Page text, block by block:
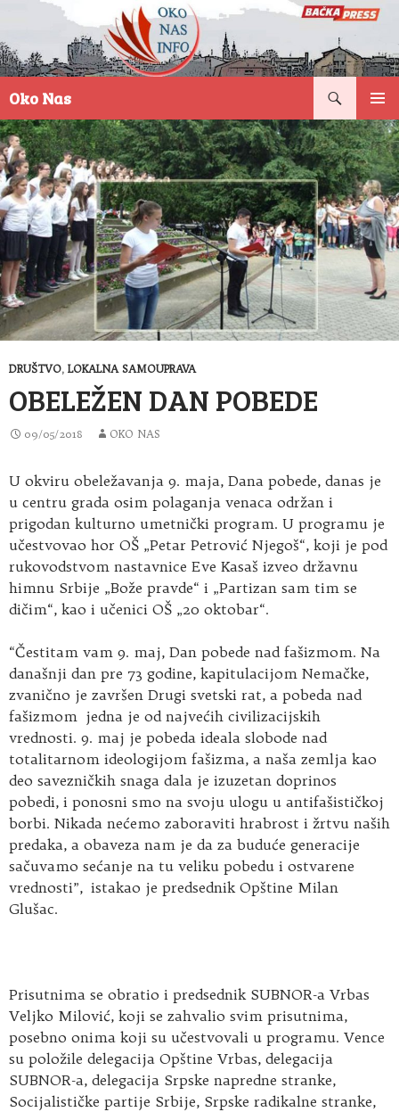
Oko Nas
NA
SADRŽAJ
DRUŠTVO, LOKALNA SAMOUPRAVA
OBELEŽEN DAN POBEDE
09/05/2018 OKO NAS
U okviru obeležavanja 9. maja, Dana pobede, danas je
u centru grada osim polaganja venaca održan i
prigodan kulturno umetnički program. U programu je
učestvovao hor OŠ „Petar Petrović Njegoš“, koji je pod
rukovodstvom nastavnice Eve Kasaš izveo državnu
himnu Srbije „Bože pravde“ i „Partizan sam tim se
dičim“, kao i učenici OŠ „20 oktobar“.
“Čestitam vam 9. maj, Dan pobede nad fašizmom. Na
današnji dan pre 73 godine, kapitulacijom Nemačke,
zvanično je završen Drugi svetski rat, a pobeda nad
fašizmom jedna je od najvećih civilizacijskih
vrednosti. 9. maj je pobeda ideala slobode nad
totalitarnom ideologijom fašizma, a naša zemlja kao
deo savezničkih snaga dala je izuzetan doprinos
pobedi, i ponosni smo na svoju ulogu u antifašističkoj
borbi. Nikada nećemo zaboraviti hrabrost i žrtvu naših
predaka, a obaveza nam je da za buduće generacije
sačuvamo sećanje na tu veliku pobedu i ostvarene
vrednosti”, istakao je predsednik Opštine Milan
Glušac.
Prisutnima se obratio i predsednik SUBNOR-a Vrbas
Veljko Milović, koji se zahvalio svim prisutnima,
posebno onima koji su učestvovali u programu. Vence
su položile delegacija Opštine Vrbas, delegacija
SUBNOR-a, delegacija Srpske napredne stranke,
Socijalističke partije Srbije, Srpske radikalne stranke,